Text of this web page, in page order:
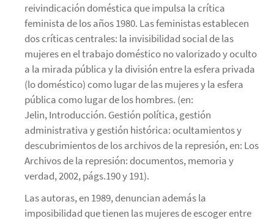
reivindicación doméstica que impulsa la crítica
feminista de los años 1980. Las feministas establecen
dos críticas centrales: la invisibilidad social de las
mujeres en el trabajo doméstico no valorizado y oculto
a la mirada pública y la división entre la esfera privada
(lo doméstico) como lugar de las mujeres y la esfera
pública como lugar de los hombres. (en:
Jelin, Introducción. Gestión política, gestión
administrativa y gestión histórica: ocultamientos y
descubrimientos de los archivos de la represión, en: Los
Archivos de la represión: documentos, memoria y
verdad, 2002, págs.190 y 191).
Las autoras, en 1989, denuncian además la
imposibilidad que tienen las mujeres de escoger entre